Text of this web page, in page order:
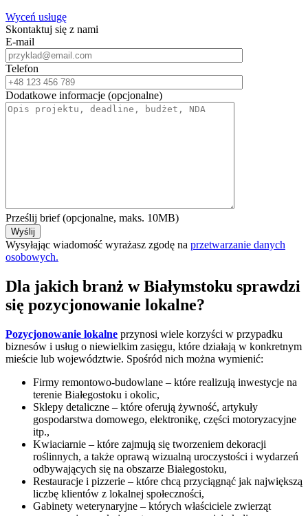
Wyceń usługę
Skontaktuj się z nami
E-mail
Telefon
Dodatkowe informacje (opcjonalne)
Prześlij brief (opcjonalne, maks. 10MB)
Wysyłając wiadomość wyrażasz zgodę na przetwarzanie danych
osobowych.
Dla jakich branż w Białymstoku sprawdzi
się pozycjonowanie lokalne?
Pozycjonowanie lokalne przynosi wiele korzyści w przypadku
biznesów i usług o niewielkim zasięgu, które działają w konkretnym
mieście lub województwie. Spośród nich można wymienić:
Firmy remontowo-budowlane – które realizują inwestycje na
terenie Białegostoku i okolic,
Sklepy detaliczne – które oferują żywność, artykuły
gospodarstwa domowego, elektronikę, części motoryzacyjne
itp.,
Kwiaciarnie – które zajmują się tworzeniem dekoracji
roślinnych, a także oprawą wizualną uroczystości i wydarzeń
odbywających się na obszarze Białegostoku,
Restauracje i pizzerie – które chcą przyciągnąć jak największą
liczbę klientów z lokalnej społeczności,
Gabinety weterynaryjne – których właściciele zwierząt